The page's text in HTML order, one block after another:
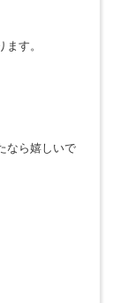
す。
なら嬉しいで